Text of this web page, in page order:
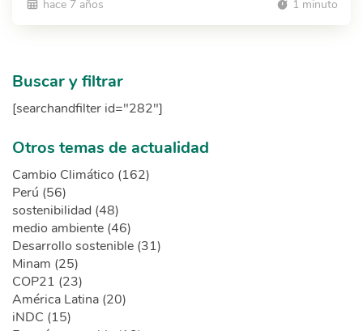
hace 7 años 1 minuto
Buscar y filtrar
[searchandfilter id="282"]
Otros temas de actualidad
Cambio Climático (162)
Perú (56)
sostenibilidad (48)
medio ambiente (46)
Desarrollo sostenible (31)
Minam (25)
COP21 (23)
América Latina (20)
iNDC (15)